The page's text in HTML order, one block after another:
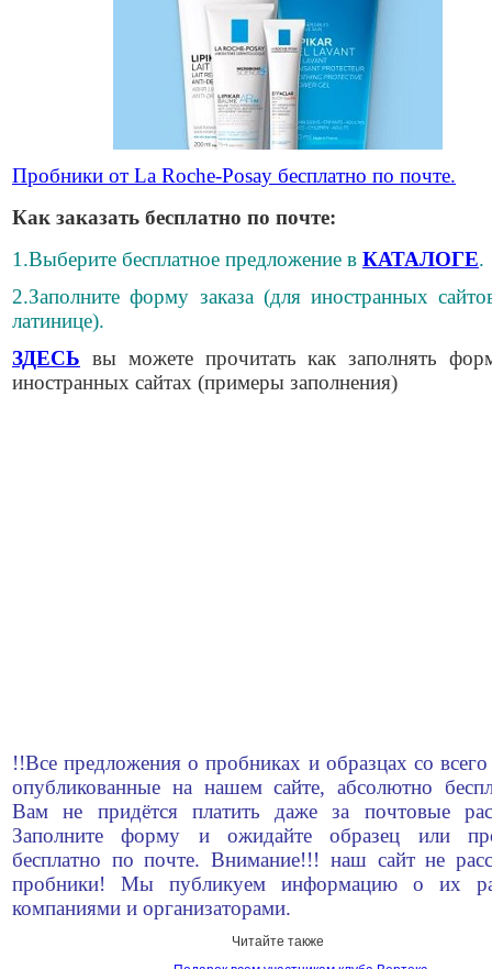
Пробники от La Roche-Posay бесплатно по почте.
Как заказать бесплатно по почте:
1.Выберите бесплатное предложение в КАТАЛОГЕ.
2.Заполните форму заказа (для иностранных
латинице).
ЗДЕСЬ вы можете прочитать как заполнять
иностранных сайтах (примеры заполнения)
!!Все предложения о пробниках и образцах со
опубликованные на нашем сайте, абсолютно
Вам не придётся платить даже за почтовые
Заполните форму и ожидайте образец или
бесплатно по почте. Внимание!!! наш сайт не
пробники! Мы публикуем информацию о их
компаниями и организаторами.
Читайте также